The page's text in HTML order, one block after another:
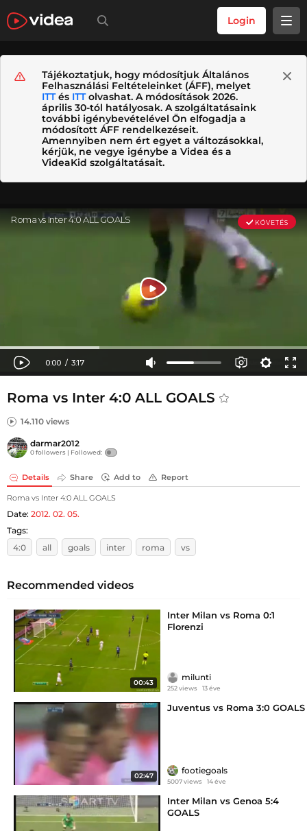
Login
Tájékoztatjuk, hogy módosítjuk Általános
Felhasználási Feltételeinket (ÁFF), melyet
ITTés ITTolvashat. A módosítások 2026.
április 30-tól hatályosak. A szolgáltatásaink
további igénybevételével Ön elfogadja a
módosított ÁFF rendelkezéseit.
Amennyiben nem ért egyet a változásokkal,
kérjük, ne vegye igénybe a Videa és a
VideaKid szolgáltatásait.
Roma vs Inter 4:0 ALL GOALS
14.110 views
darmar2012
0 followers | Followed:
Details Share Add to Report
Roma vs Inter 4:0 ALL GOALS
Date: 2012. 02. 05.
Tags:
4:0
all goals inter roma vs
Recommended videos
00:43
Inter Milan vs Roma 0:1
Florenzi
milunti
252 views 13 éve
02:47
Juventus vs Roma 3:0 GOALS
footiegoals
5007 views 14 éve
Inter Milan vs Genoa 5:4
GOALS